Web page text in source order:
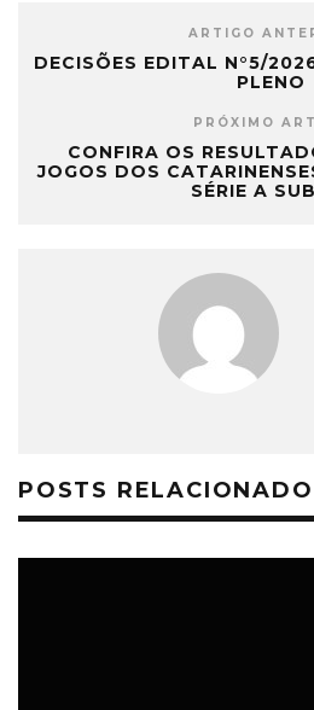
ARTIGO
DECISÕES EDITAL N°5/
PLENO
PRÓXIMO
CONFIRA OS
JOGOS DOS
SÉRIE A
POSTS